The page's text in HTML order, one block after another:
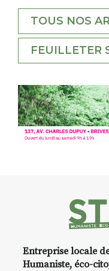
TOUS NOS
FEUILLETER
Entreprise locale
Humaniste, éco-